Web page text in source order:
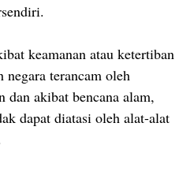
keamanan atau ketertiban
negara terancam oleh
dan akibat bencana alam,
dapat diatasi oleh alat-alat